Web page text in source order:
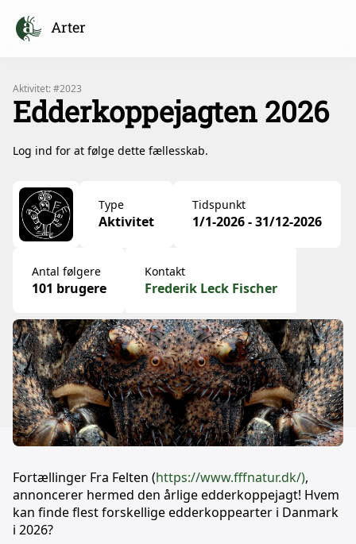
Arter
Aktivitet: #2023
Edderkoppejagten 2026
Log ind for at følge dette fællesskab.
Type
Aktivitet
Tidspunkt
1/1-2026 - 31/12-2026
Antal følgere
101 brugere
Kontakt
Frederik Leck Fischer
Fortællinger Fra Felten (https://www.fffnatur.dk/),
annoncerer hermed den årlige edderkoppejagt! Hvem
kan finde flest forskellige edderkoppearter i Danmark
i 2026?